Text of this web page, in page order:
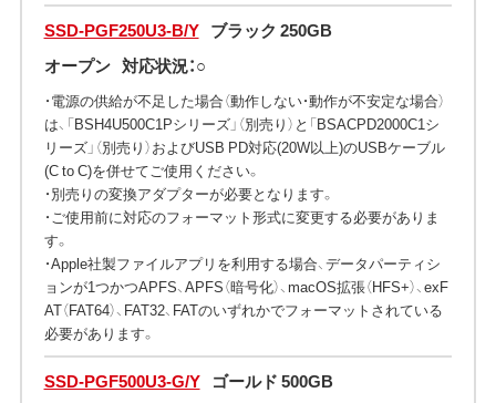
SSD-PGF250U3-B/Y ブラック 250GB
オープン 対応状況：○
・電源の供給が不足した場合（動作しない・動作が不安定な場合）
は、「BSH4U500C1Pシリーズ」（別売り）と「BSACPD2000C1シ
リーズ」（別売り）およびUSB PD対応(20W以上)のUSBケーブル
(C to C)を併せてご使用ください。
・別売りの変換アダプターが必要となります。
・ご使用前に対応のフォーマット形式に変更する必要がありま
す。
・Apple社製ファイルアプリを利用する場合、データパーティシ
ョンが1つかつAPFS、APFS（暗号化）、macOS拡張（HFS+）、exF
AT（FAT64）、FAT32、FATのいずれかでフォーマットされている
必要があります。
SSD-PGF500U3-G/Y ゴールド 500GB